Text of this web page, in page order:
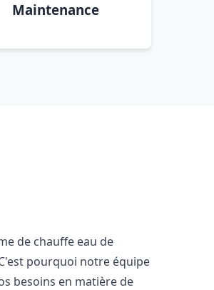
Maintenance
de chauffe eau de
pourquoi notre équipe
besoins en matière de